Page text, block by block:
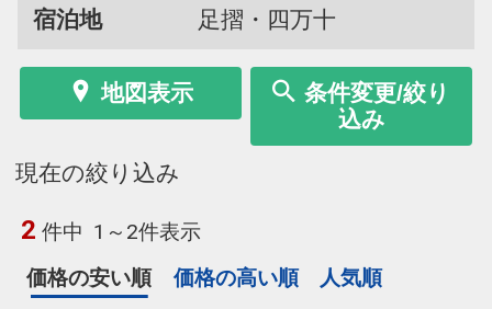
宿泊地
足摺・四万十
地図表示
条件変更/絞り
込み
現在の絞り込み
2 件中 1～2件表示
価格の安い順
価格の高い順 人気順